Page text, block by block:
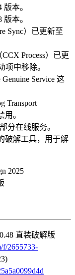
本。
本。
Sync）已更新至
Process）已更
项中移除。
Service 这
Transport
用。
分在线服务。
破解工具，用于解
2025
直装破解版
f/2655733-